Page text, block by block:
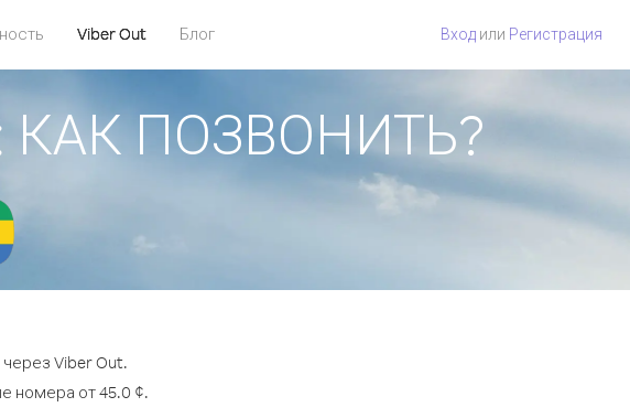
Viber Out Блог Вход или Регистрация
КАК ПОЗВОНИТЬ?
Viber Out.
номера от 45.0 ¢.